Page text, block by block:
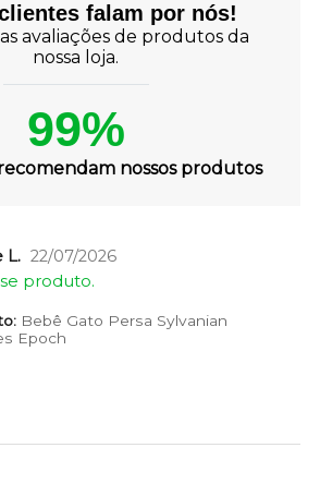
falam por nós!
avaliações de produtos da
nossa loja.
99%
nossos produtos
L. 22/07/2026
produto.
Bebê Gato Persa Sylvanian
Epoch